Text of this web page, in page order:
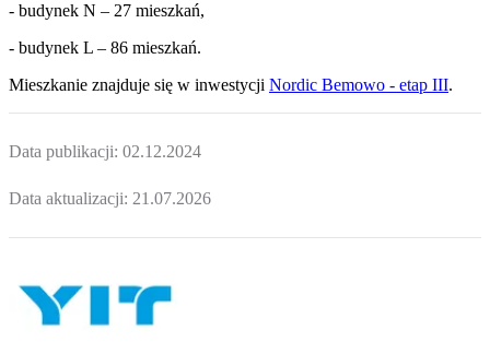
- budynek N – 27 mieszkań,
- budynek L – 86 mieszkań.
Mieszkanie znajduje się w inwestycji Nordic Bemowo - etap III.
Data publikacji: 02.12.2024
Data aktualizacji: 21.07.2026